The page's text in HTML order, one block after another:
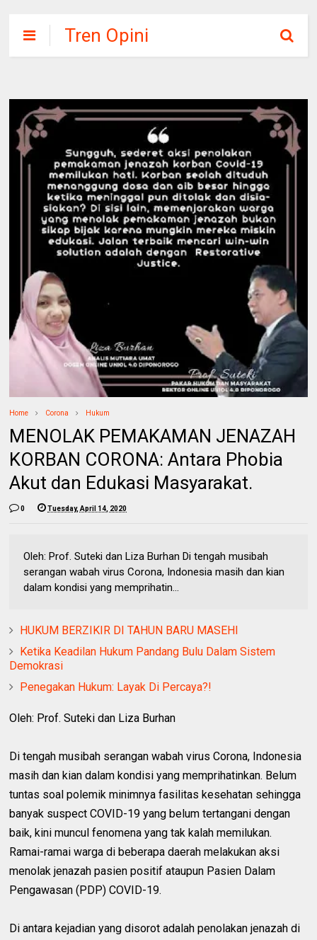
Tren Opini
Home Corona Hukum
MENOLAK PEMAKAMAN JENAZAH
KORBAN CORONA: Antara Phobia
Akut dan Edukasi Masyarakat.
0 Tuesday, April 14, 2020
Oleh: Prof. Suteki dan Liza Burhan Di tengah musibah
serangan wabah virus Corona, Indonesia masih dan kian
dalam kondisi yang memprihatin...
HUKUM BERZIKIR DI TAHUN BARU MASEHI
Ketika Keadilan Hukum Pandang Bulu Dalam Sistem
Demokrasi
Penegakan Hukum: Layak Di Percaya?!
Oleh: Prof. Suteki dan Liza Burhan
Di tengah musibah serangan wabah virus Corona, Indonesia
masih dan kian dalam kondisi yang memprihatinkan. Belum
tuntas soal polemik minimnya fasilitas kesehatan sehingga
banyak suspect COVID-19 yang belum tertangani dengan
baik, kini muncul fenomena yang tak kalah memilukan.
Ramai-ramai warga di beberapa daerah melakukan aksi
menolak jenazah pasien positif ataupun Pasien Dalam
Pengawasan (PDP) COVID-19.
Di antara kejadian yang disorot adalah penolakan jenazah di